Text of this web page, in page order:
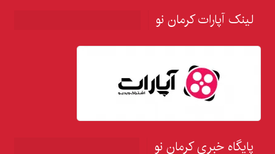
لینک آپارات کرمان نو
پایگاه خبری کرمان نو